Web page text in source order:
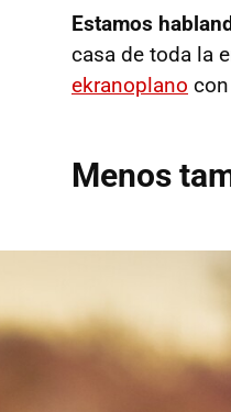
Estamos
casa de toda la
ekranoplano
Menos